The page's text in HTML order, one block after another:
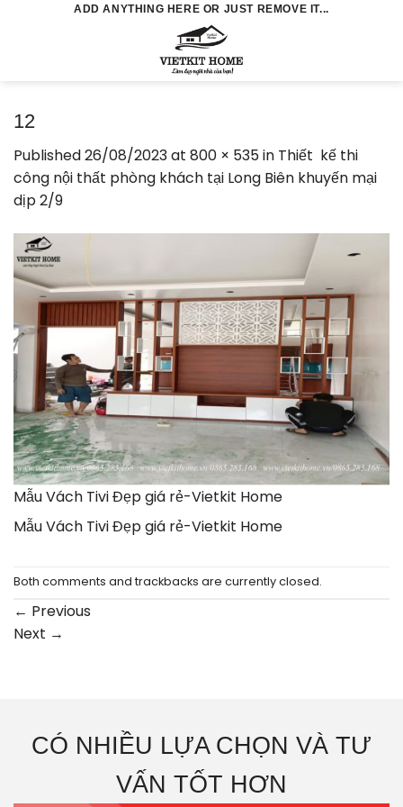
ADD ANYTHING HERE OR JUST REMOVE IT...
12
Published26/08/2023at 800 × 535in Thiết kế thi
công nội thất phòng khách tại Long Biên khuyến mại
dịp 2/9
Mẫu Vách Tivi Đẹp giá rẻ-Vietkit Home
Mẫu Vách Tivi Đẹp giá rẻ-Vietkit Home
Both comments and trackbacks are currently closed.
← Previous
Next →
CÓ NHIỀU LỰA CHỌN VÀ TƯ
VẤN TỐT HƠN